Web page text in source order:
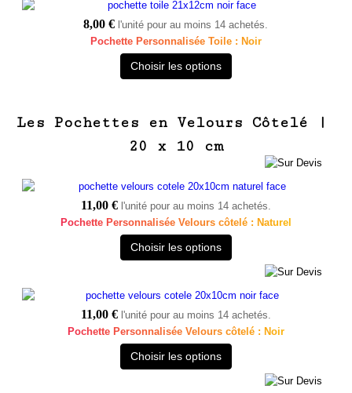
8,00 € l'unité pour au moins 14 achetés.
Pochette Personnalisée Toile : Noir
Choisir les options
Les Pochettes en Velours Côtelé |
20 x 10 cm
11,00 € l'unité pour au moins 14 achetés.
Pochette Personnalisée Velours côtelé : Naturel
Choisir les options
11,00 € l'unité pour au moins 14 achetés.
Pochette Personnalisée Velours côtelé : Noir
Choisir les options